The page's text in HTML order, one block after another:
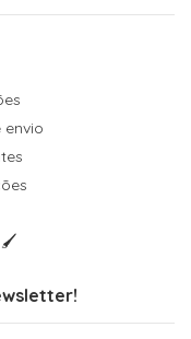
envio
🖌